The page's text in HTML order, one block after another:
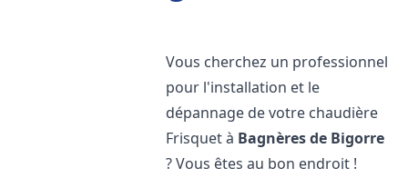
Vous cherchez un professionnel
pour l'installation et le
dépannage de votre chaudière
Frisquet à Bagnères de Bigorre
? Vous êtes au bon endroit !